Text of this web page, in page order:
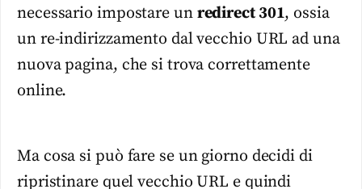
necessario impostare un redirect 301, ossia
un re-indirizzamento dal vecchio URL ad una
nuova pagina, che si trova correttamente
online.
Ma cosa si può fare se un giorno decidi di
ripristinare quel vecchio URL e quindi